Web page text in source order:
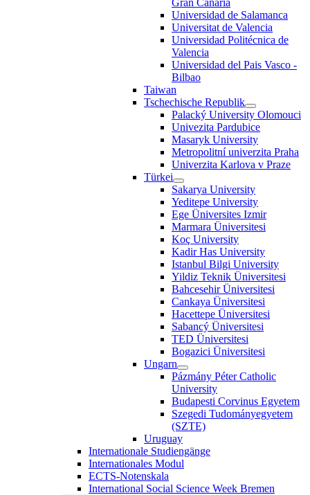
Universidad de Salamanca
Universitat de Valencia
Universidad Politécnica de
Valencia
Universidad del Pais Vasco -
Bilbao
Taiwan
Tschechische Republik
Palacký University Olomouci
Univezita Pardubice
Masaryk University
Metropolitní univerzita Praha
Univerzita Karlova v Praze
Türkei
Sakarya University
Yeditepe University
Ege Üniversites Izmir
Marmara Üniversitesi
Koç University
Kadir Has University
Istanbul Bilgi University
Yildiz Teknik Üniversitesi
Bahcesehir Üniversitesi
Cankaya Üniversitesi
Hacettepe Üniversitesi
Sabancý Üniversitesi
TED Üniversitesi
Bogazici Üniversitesi
Ungarn
Pázmány Péter Catholic
University
Budapesti Corvinus Egyetem
Szegedi Tudományegyetem
(SZTE)
Uruguay
Internationale Studiengänge
Internationales Modul
ECTS-Notenskala
International Social Science Week Bremen